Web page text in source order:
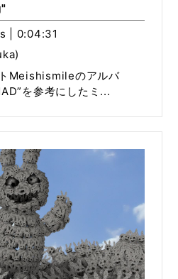
| 0:04:31
Meishismileのアルバ
を参考にしたミ...